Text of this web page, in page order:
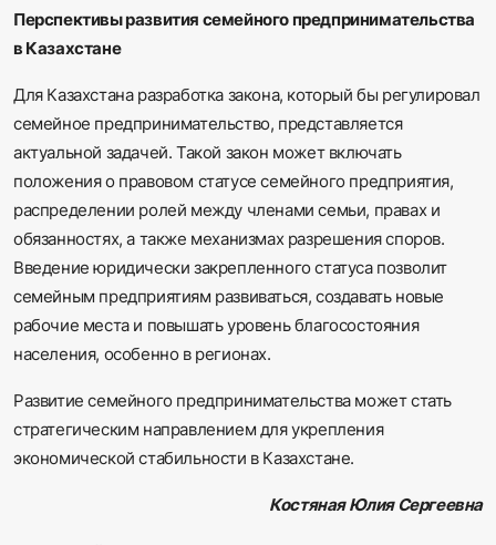
Перспективы развития семейного предпринимательства
в Казахстане
Для Казахстана разработка закона, который бы регулировал
семейное предпринимательство, представляется
актуальной задачей. Такой закон может включать
положения о правовом статусе семейного предприятия,
распределении ролей между членами семьи, правах и
обязанностях, а также механизмах разрешения споров.
Введение юридически закрепленного статуса позволит
семейным предприятиям развиваться, создавать новые
рабочие места и повышать уровень благосостояния
населения, особенно в регионах.
Развитие семейного предпринимательства может стать
стратегическим направлением для укрепления
экономической стабильности в Казахстане.
Костяная Юлия Сергеевна